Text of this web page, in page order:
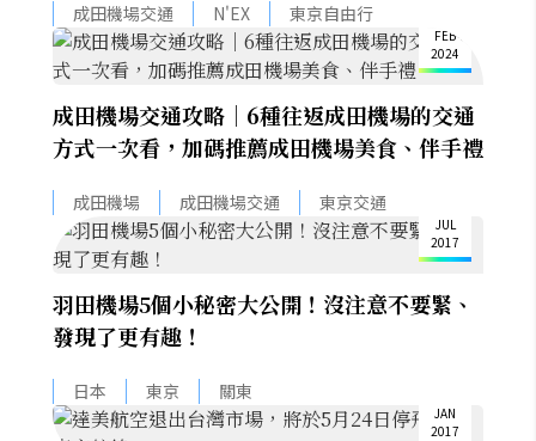
成田機場交通 N'EX 東京自由行
FEB
2024
成田機場交通攻略｜6種往返成田機場的交通
方式一次看，加碼推薦成田機場美食、伴手禮
成田機場 成田機場交通 東京交通
JUL
2017
羽田機場5個小秘密大公開！沒注意不要緊、
發現了更有趣！
日本 東京 關東
JAN
2017